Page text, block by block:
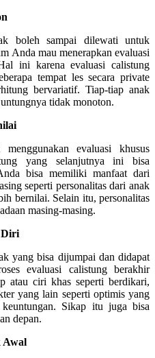
boleh sampai dilewati untuk
Anda mau menerapkan evaluasi
ini karena evaluasi calistung
tempat les secara private
bervariatif. Tiap-tiap anak
tidak monoton.
evaluasi khusus
yang selanjutnya ini bisa
bisa memiliki manfaat dari
seperti personalitas dari anak
bernilai. Selain itu, personalitas
masing-masing.
Diri
yang bisa dijumpai dan didapat
evaluasi calistung berakhir
atau ciri khas seperti berdikari,
yang lain seperti optimis yang
Sikap itu juga bisa
depan.
Awal